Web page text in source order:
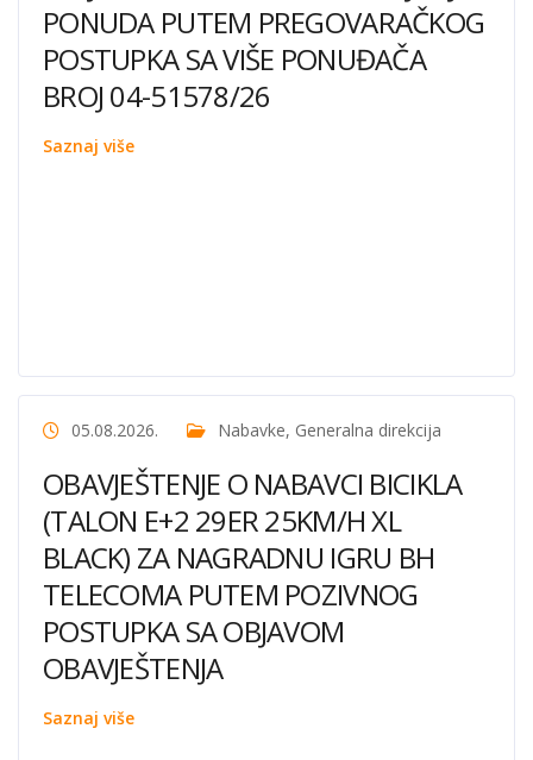
PONUDA PUTEM PREGOVARAČKOG
POSTUPKA SA VIŠE PONUĐAČA
BROJ 04-51578/26
Saznaj više
05.08.2026. Nabavke, Generalna direkcija
OBAVJEŠTENJE O NABAVCI BICIKLA
(TALON E+2 29ER 25KM/H XL
BLACK) ZA NAGRADNU IGRU BH
TELECOMA PUTEM POZIVNOG
POSTUPKA SA OBJAVOM
OBAVJEŠTENJA
Saznaj više